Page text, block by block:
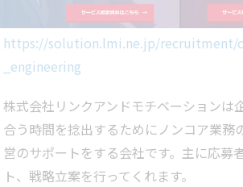
https://solution.lmi.ne.jp/recruitment/
_engineering
株式会社リンクアンドモチベーションは
合う時間を捻出するためにノンコア業務
営のサポートをする会社です。主に応募
ト、戦略立案を行ってくれます。